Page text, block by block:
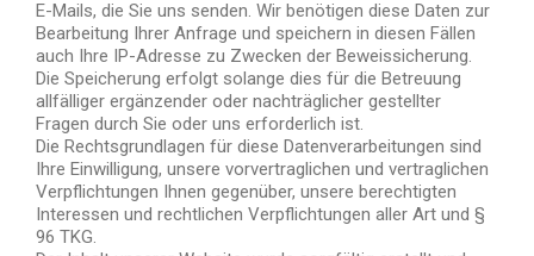
E-Mails, die Sie uns senden. Wir benötigen diese Daten zur
Bearbeitung Ihrer Anfrage und speichern in diesen Fällen
auch Ihre IP-Adresse zu Zwecken der Beweissicherung.
Die Speicherung erfolgt solange dies für die Betreuung
allfälliger ergänzender oder nachträglicher gestellter
Fragen durch Sie oder uns erforderlich ist.
Die Rechtsgrundlagen für diese Datenverarbeitungen sind
Ihre Einwilligung, unsere vorvertraglichen und vertraglichen
Verpflichtungen Ihnen gegenüber, unsere berechtigten
Interessen und rechtlichen Verpflichtungen aller Art und §
96 TKG.